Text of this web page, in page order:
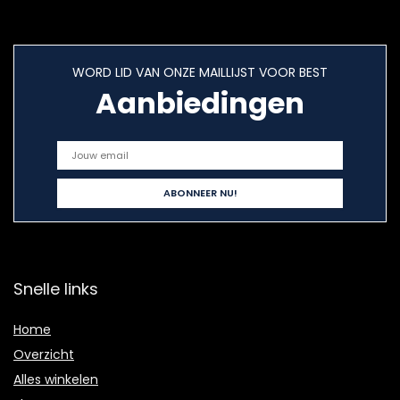
WORD LID VAN ONZE MAILLIJST VOOR BEST
Aanbiedingen
Snelle links
Home
Overzicht
Alles winkelen